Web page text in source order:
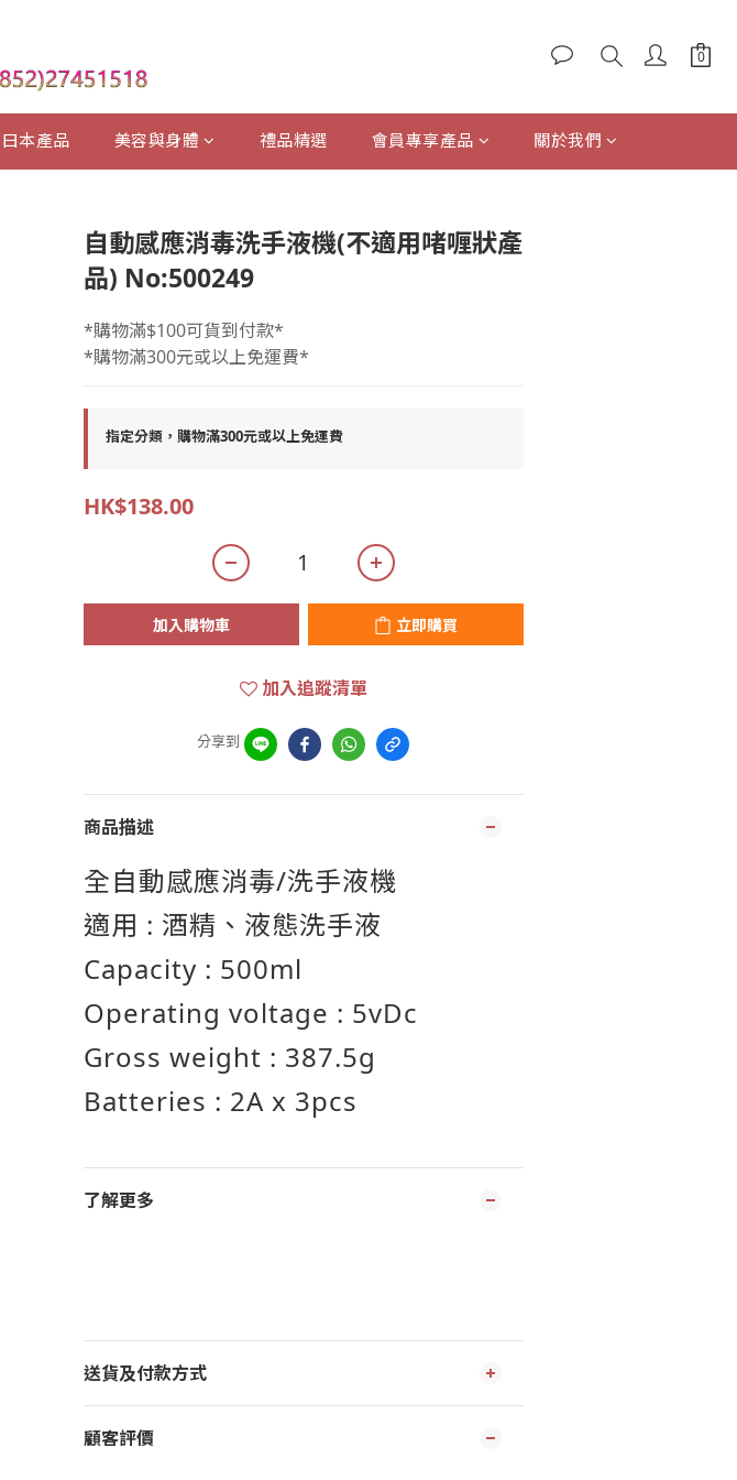
曰本產品 美容與身體 禮品精選 會員專享產品 關於我們
自動感應消毒洗手液機(不適用啫喱狀產
品) No:500249
*購物滿$100可貨到付款*
*購物滿300元或以上免運費*
指定分類，購物滿300元或以上免運費
HK$138.00
加入購物車 立即購買
加入追蹤清單
分享到
商品描述
全自動感應消毒/洗手液機
適用 : 酒精、液態洗手液
Capacity : 500ml
Operating voltage : 5vDc
Gross weight : 387.5g
Batteries : 2A x 3pcs
了解更多
送貨及付款方式
顧客評價